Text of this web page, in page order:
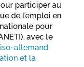
participer au
de l’emploi en
pour
avec le
allemand
et la